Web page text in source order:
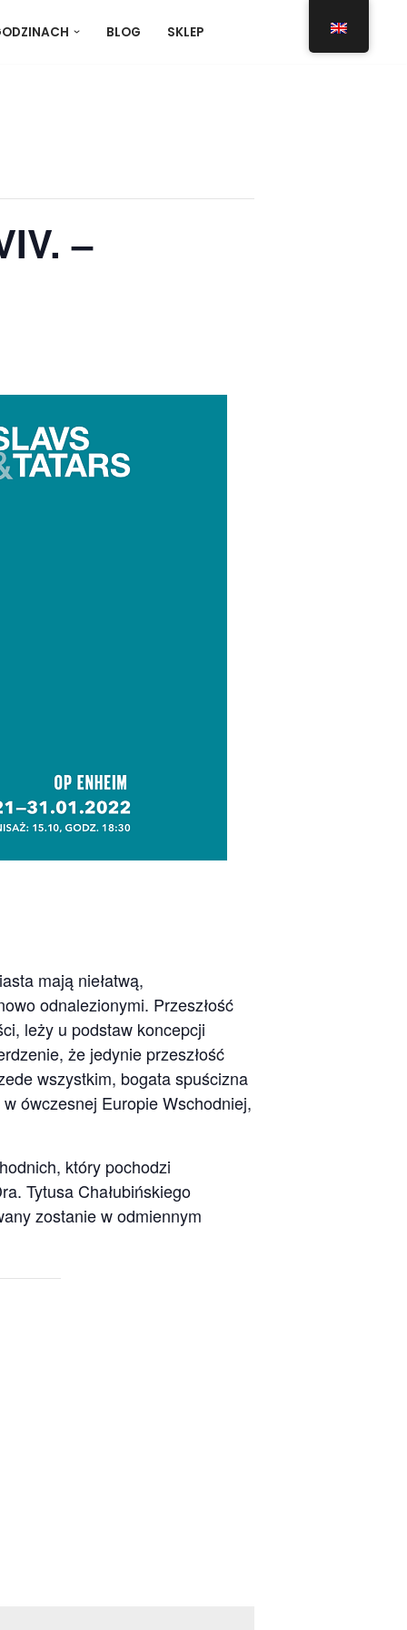
BLOG SKLEP
–
mają niełatwą,
odnalezionymi. Przeszłość
leży u podstaw koncepcji
że jedynie przeszłość
wszystkim, bogata spuścizna
ówczesnej Europie Wschodniej,
który pochodzi
Tytusa Chałubińskiego
zostanie w odmiennym